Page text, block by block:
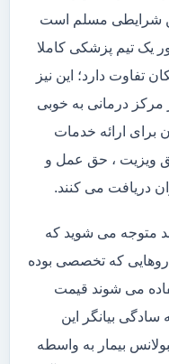
شرایطی مسلم است
یک تیم پزشکی کاملا
تفاوت دارد؛ این نیز
درمانی به خوبی
برای ارائه خدمات
ویزیت ، حق عمل و
دریافت می کنند.
متوجه می شوید که
که تخصصی بوده
می شوند قیمت
سادگی بیانگر این
بیمار به واسطه